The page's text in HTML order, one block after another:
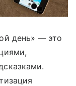
день» — это